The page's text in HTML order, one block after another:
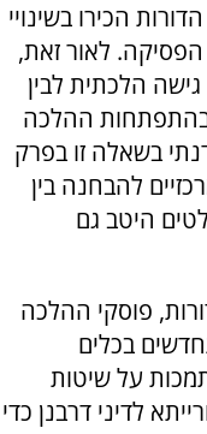
הכירו בשינויי
לאור זאת,
הלכתית לבין
ההלכה
בשאלה זו בפרק
להבחנה בין
היטב גם
פוסקי ההלכה
בכלים
על שיטות
לדיני דרבנן כדי